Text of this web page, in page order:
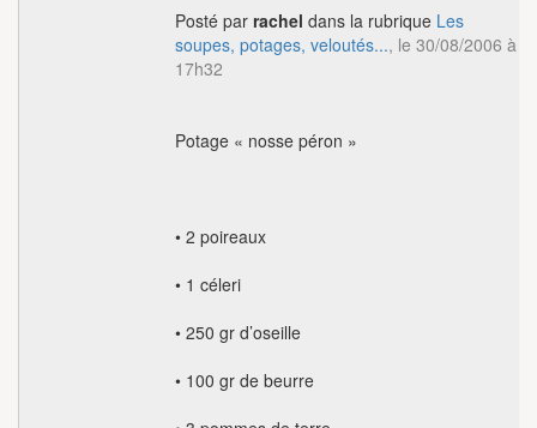
Posté par rachel dans la rubrique Les
soupes, potages, veloutés..., le 30/08/2006 à
17h32
Potage « nosse péron »
• 2 poireaux
• 1 céleri
• 250 gr d’oseille
• 100 gr de beurre